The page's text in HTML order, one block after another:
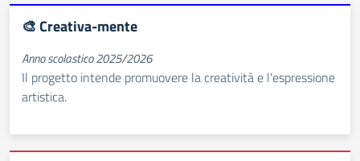
🎨 Creativa-mente
Anno scolastico 2025/2026
Il progetto intende promuovere la creatività e l'espressione
artistica.